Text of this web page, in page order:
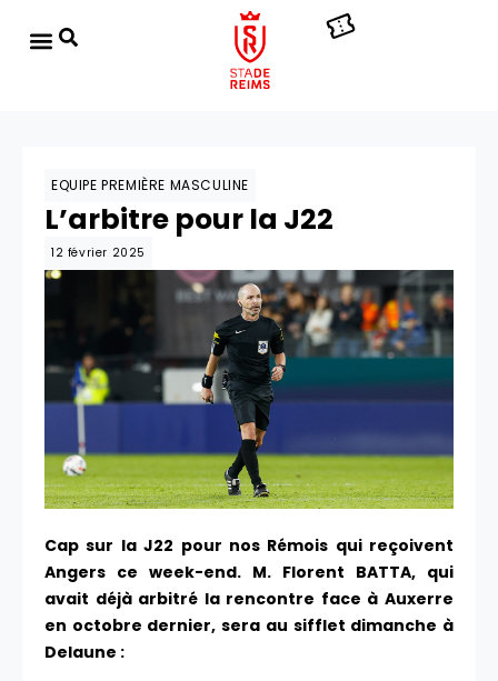
EQUIPE PREMIÈRE MASCULINE
L’arbitre pour la J22
12 février 2025
Cap sur la J22 pour nos Rémois qui reçoivent
Angers ce week-end. M. Florent BATTA, qui
avait déjà arbitré la rencontre face à Auxerre
en octobre dernier, sera au sifflet dimanche à
Delaune :